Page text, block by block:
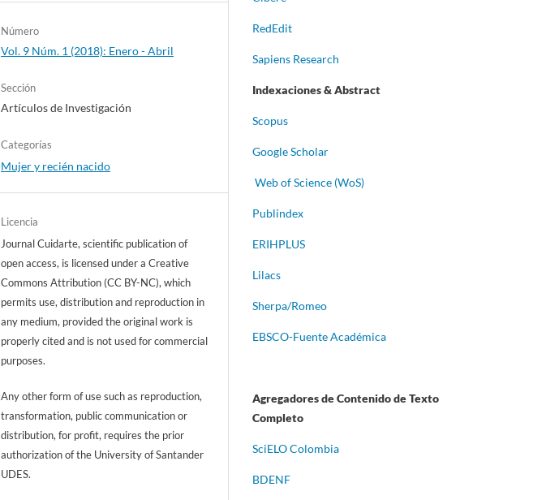
Número
Vol. 9 Núm. 1 (2018): Enero - Abril
Sección
Artículos de Investigación
Categorías
Mujer y recién nacido
Licencia
Journal Cuidarte, scientific publication of
open access, is licensed under a Creative
Commons Attribution (CC BY-NC), which
permits use, distribution and reproduction in
any medium, provided the original work is
properly cited and is not used for commercial
purposes.
Any other form of use such as reproduction,
transformation, public communication or
distribution, for profit, requires the prior
authorization of the University of Santander
UDES.
RedEdit
Sapiens Research
Indexaciones & Abstract
Scopus
Google Scholar
Web of Science (WoS)
Publindex
ERIHPLUS
Lilacs
Sherpa/Romeo
EBSCO-Fuente Académica
Agregadores de Contenido de Texto
Completo
SciELO Colombia
BDENF